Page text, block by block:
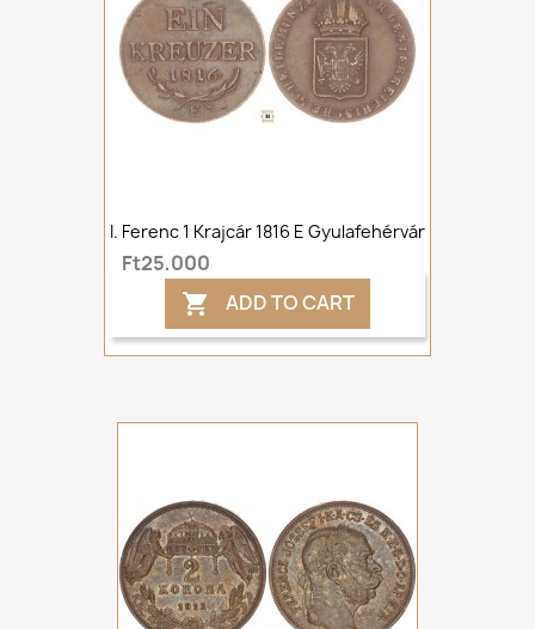
I. Ferenc 1 Krajcár 1816 E Gyulafehérvár
Ft25,000
 ADD TO CART